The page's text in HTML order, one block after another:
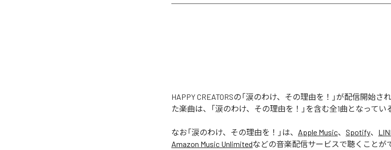
HAPPY CREATORSの「涙のわけ、その理由を！」が配信開始
た楽曲は、「涙のわけ、その理由を！」を含む全1曲となってい
なお「涙のわけ、その理由を！ 」は、 Apple Music、 Spotify、
Amazon Music Unlimitedなどの音楽配信サービスで聴くことが